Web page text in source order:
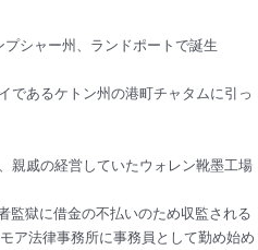
シャー州、ランドポートで誕生
あるケトン州の港町チャタムに引っ
の経営していたウォレン靴墨工場
に借金の不払いのため収監される
ア法律事務所に事務員として勤め始め